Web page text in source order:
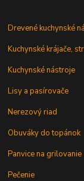
Drevené kuchynské
Kuchynské krájače,
Kuchynské nástroje
Lisy a pasírovače
Nerezový riad
Obuváky do topánok
Panvice na grilovanie
Pečenie